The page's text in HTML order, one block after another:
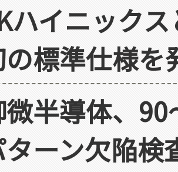
ハイニック
標準仕様を
半導体、
ーン欠陥検